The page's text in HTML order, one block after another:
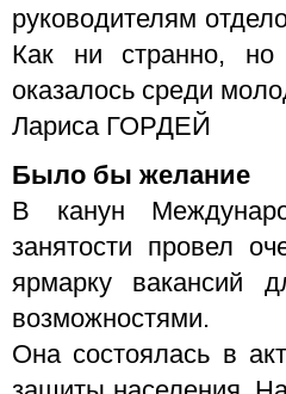
руководителям
Как ни странно,
оказалось среди
Лариса ГОРДЕЙ
Было бы желание
В канун
занятости провел
ярмарку вакансий
возможностями.
Она состоялась в